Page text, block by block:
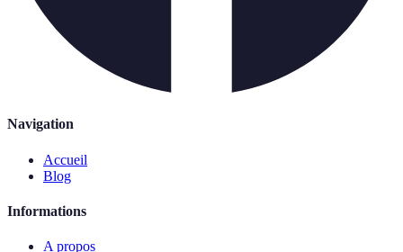
Navigation
Accueil
Blog
Informations
A propos